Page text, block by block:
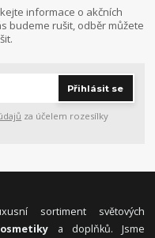
informace o akčních
budeme rušit, odběr můžete
Přihlásit se
za účelem rozesílky
sortiment světových
a doplňků. Jsme